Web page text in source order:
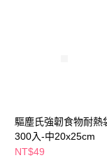
驅塵氏強韌食物耐熱
300入-中20x25cm
NT$49